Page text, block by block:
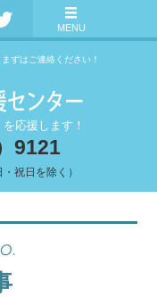
ずはご連絡ください！
応援します！
9121
祝日を除く）
MENU